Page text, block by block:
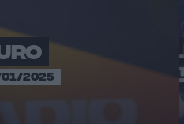
01/2025 RADIO